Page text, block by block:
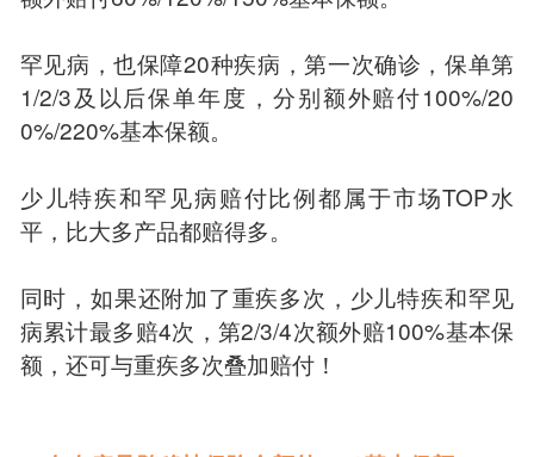
罕见病，也保障20种疾病，第一次确诊，保单第
1/2/3及以后保单年度，分别额外赔付100%/20
0%/220%基本保额。
少儿特疾和罕见病赔付比例都属于市场TOP水
平，比大多产品都赔得多。
同时，如果还附加了重疾多次，少儿特疾和罕见
病累计最多赔4次，第2/3/4次额外赔100%基本保
额，还可与重疾多次叠加赔付！